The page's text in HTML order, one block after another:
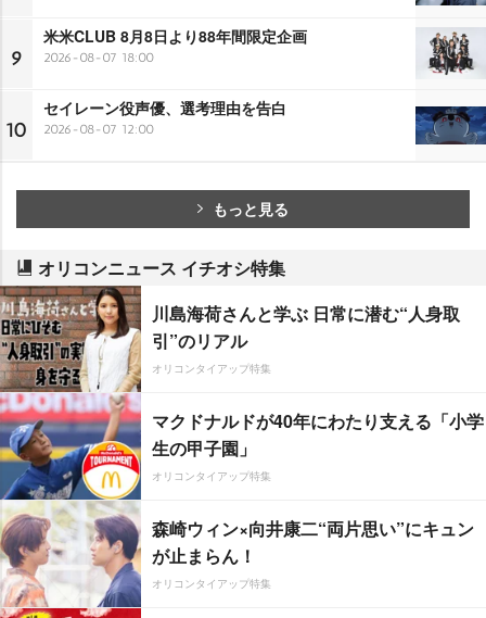
9
米米CLUB 8月8日より88年間限定企画
2026-08-07 18:00
10
セイレーン役声優、選考理由を告白
2026-08-07 12:00
もっと見る
オリコンニュース イチオシ特集
川島海荷さんと学ぶ 日常に潜む“人身取
引”のリアル
オリコンタイアップ特集
マクドナルドが40年にわたり支える「小学
生の甲子園」
オリコンタイアップ特集
森崎ウィン×向井康二“両片思い”にキュン
が止まらん！
オリコンタイアップ特集